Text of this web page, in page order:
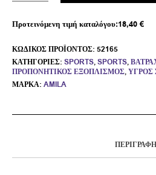
Προτεινόμενη τιμή καταλόγου:18,40€
ΚΩΔΙΚΌΣ ΠΡΟΪΌΝΤΟΣ: 52165
ΚΑΤΗΓΟΡΊΕΣ: SPORTS,SPORTS,
ΠΡΟΠΟΝΗΤΙΚΌΣ ΕΞΟΠΛΙΣΜΌΣ,ΥΓΡΌΣ
ΜΆΡΚΑ: AMILA
ΠΕΡΙΓΡΑΦΉ